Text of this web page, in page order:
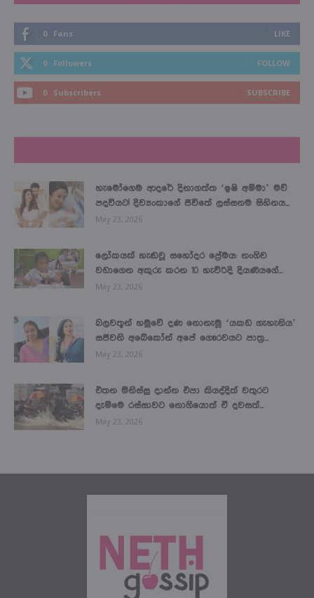
0 Fans LIKE
0 Followers FOLLOW
0 Subscribers SUBSCRIBE
හැමෝගෙම ආදරේ දිනාගත්ත ‘ඉෂි අම්මා’ මව්
පදවියට! දිව්‍යංකාගේ ජීවිතේ ලස්සනම සිහිනය...
May 23, 2026
ලෝකයක් හැඬවූ සහෝදර ප්‍රේමය: නංගිව
වඩාගෙන අකුරු කරන 10 හැවිරිදි දියණියගේ...
May 23, 2026
බලවතූන් හමුවේ දණ නොනැමූ ‘යකඩ ගැහැනිය’
සජීවනි අබේකෝන් අපේ ගෞරවයට පාත්‍ර...
May 23, 2026
එතන මිනිස්සු දාන්න එපා කියද්දිත් වතුරට
දැම්මෙ රස්සාවට නොගියොත් ඒ දවසත්...
May 23, 2026